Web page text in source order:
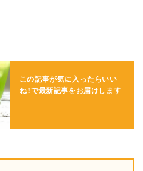
この記事が気に入ったらいい
ね！で最新記事をお届けします